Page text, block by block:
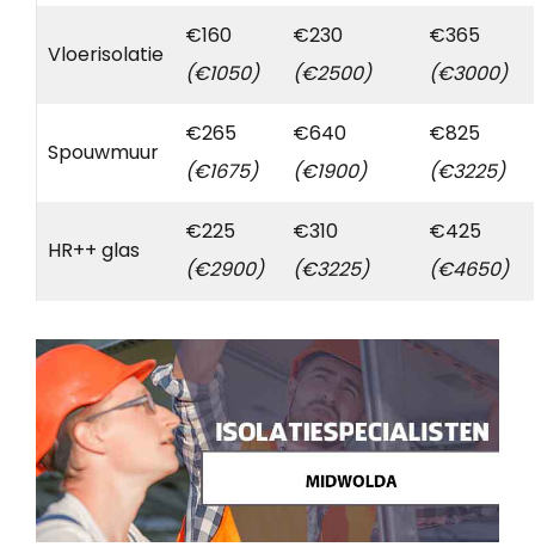
Vloerisolatie
€160
(€1050)
€230
(€2500)
€365
(€3000)
Spouwmuur
€265
(€1675)
€640
(€1900)
€825
(€3225)
HR++ glas
€225
(€2900)
€310
(€3225)
€425
(€4650)